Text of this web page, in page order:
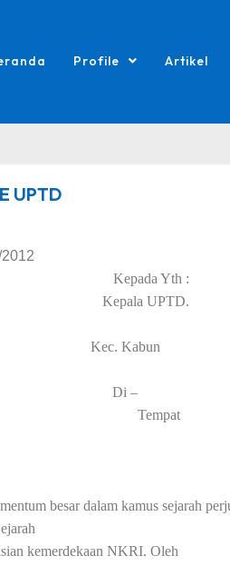
Profile Artikel
UPTD
2
Yth :
Kepala UPTD.
Kec. Kabun
Di –
besar dalam kamus sejarah
kemerdekaan NKRI. Oleh